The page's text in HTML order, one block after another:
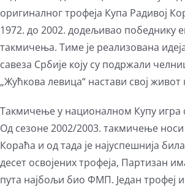
оригиналног трофеја Купа Радивој
1972. до 2002. додељивао победнику
такмичења. Тиме је реализована
савеза Србије коју су подржали
„Жућкова левица“ настави свој живот
Такмичење у националном Купу игра
Од сезоне 2002/2003. такмичење
Кораћа и од тада је најуспешнија
десет освојених трофеја, Партизан
пута најбољи био ФМП. Један трофеј